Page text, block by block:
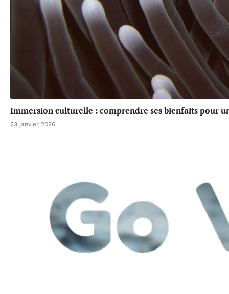
Immersion culturelle : comprendre ses bienfaits pour
23 janvier 2026